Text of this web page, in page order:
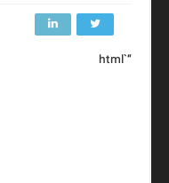
“`html